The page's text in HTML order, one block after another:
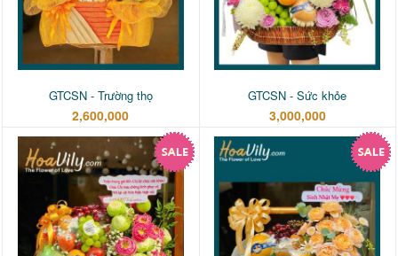
GTCSN - Trường thọ
2,600,000
GTCSN - Sức khỏe
3,000,000